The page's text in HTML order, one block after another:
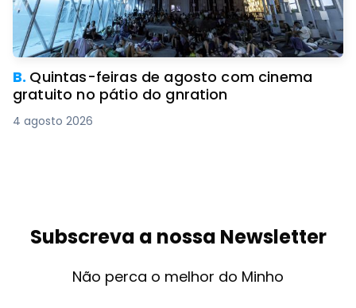
B. Quintas-feiras de agosto com cinema
gratuito no pátio do gnration
4 agosto 2026
Subscreva a nossa Newsletter
Não perca o melhor do Minho